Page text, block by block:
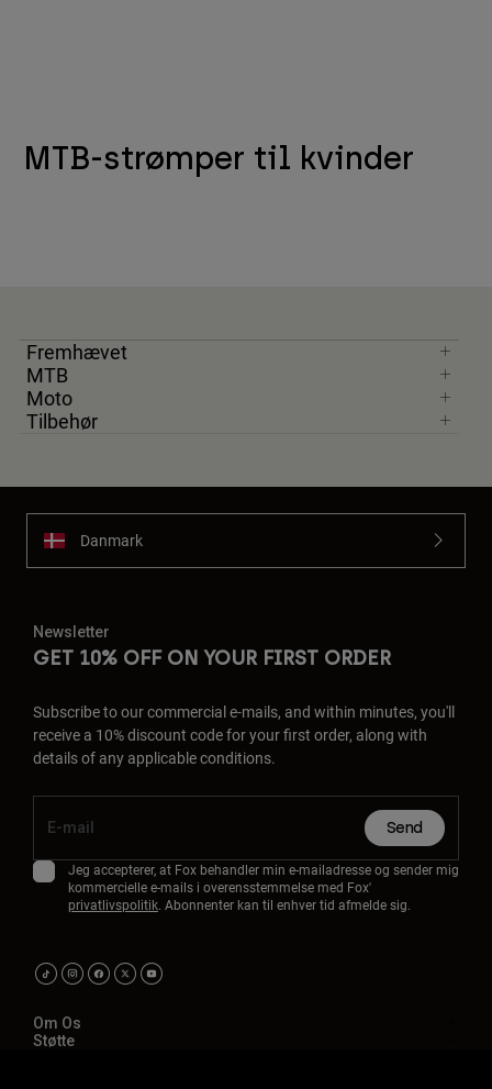
MTB-strømper til kvinder
Fremhævet
MTB
Moto
Tilbehør
Danmark
Newsletter
GET 10% OFF ON YOUR FIRST ORDER
Subscribe to our commercial e-mails, and within minutes, you'll
receive a 10% discount code for your first order, along with
details of any applicable conditions.
Send
Jeg accepterer, at Fox behandler min e-mailadresse og sender mig
kommercielle e-mails i overensstemmelse med Fox'
privatlivspolitik. Abonnenter kan til enhver tid afmelde sig.
Om Os
Støtte